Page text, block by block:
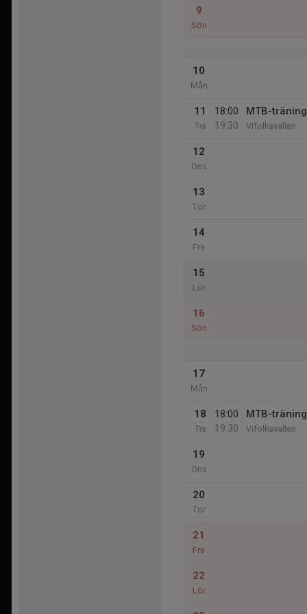
9
Sön
10
Mån
11
Tis
18:00
19:30
MTB-träning
Vifolkavallen
12
Ons
13
Tor
14
Fre
15
Lör
16
Sön
17
Mån
18
Tis
18:00
19:30
MTB-träning
Vifolkavallen
19
Ons
20
Tor
21
Fre
22
Lör